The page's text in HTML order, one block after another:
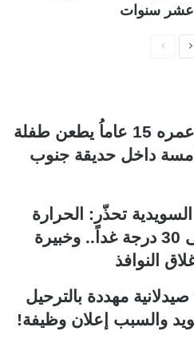
عشر سنوات
ح
س
ب
ق
ة
ح
ة
ا
ل
ي
مراهق عمره 15 عاماُ يطعن طفلة
داخل حديقة جنوب
السويدية تحذّر: الحرارة
تصل إلى 30 درجة غداً.. وخبيرة
النوافذ
مهددة بالترحيل
والسبب إعلان وظيفة!